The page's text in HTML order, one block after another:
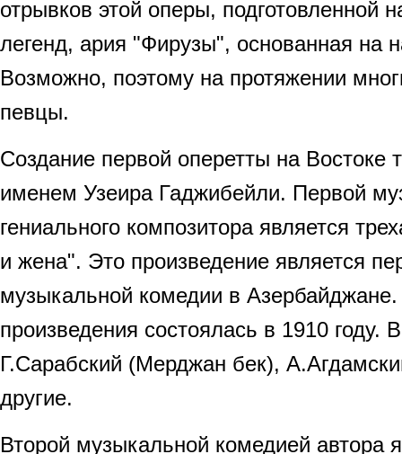
отрывков этой оперы, подготовленной
легенд, ария "Фирузы", основанная на
Возможно, поэтому на протяжении
певцы.
Создание первой оперетты на Востоке
именем Узеира Гаджибейли. Первой
гениального композитора является
и жена". Это произведение является
музыкальной комедии в
произведения состоялась в 1910 году.
Г.Сарабский (Мерджан бек),
другие.
Второй музыкальной комедией автора